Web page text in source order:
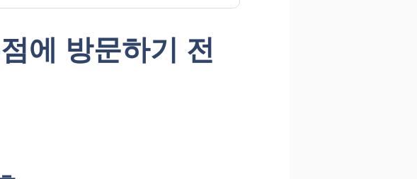
에 방문하기 전